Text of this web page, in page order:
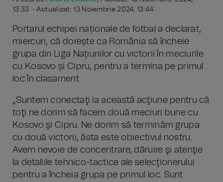
13:33 • Actualizat: 13 Noiembrie 2024, 13:44
Portarul echipei naționale de fotbal a declarat,
miercuri, că dorește ca România să încheie
grupa din Liga Națiunilor cu victorii în meciurile
cu Kosovo și Cipru, pentru a termina pe primul
loc în clasament.
„Suntem conectaţi la această acţiune pentru că
toţi ne dorim să facem două meciuri bune cu
Kosovo şi Cipru. Ne dorim să terminăm grupa
cu două victorii, ăsta este obiectivul nostru.
Avem nevoie de concentrare, dăruire şi atenţie
la detaliile tehnico-tactice ale selecţionerului
pentru a încheia grupa pe primul loc. Sunt